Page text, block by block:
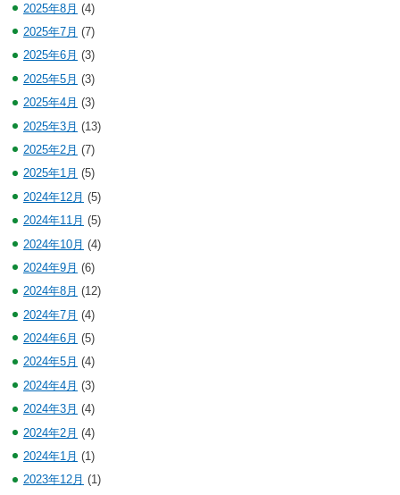
2025年8月 (4)
2025年7月 (7)
2025年6月 (3)
2025年5月 (3)
2025年4月 (3)
2025年3月 (13)
2025年2月 (7)
2025年1月 (5)
2024年12月 (5)
2024年11月 (5)
2024年10月 (4)
2024年9月 (6)
2024年8月 (12)
2024年7月 (4)
2024年6月 (5)
2024年5月 (4)
2024年4月 (3)
2024年3月 (4)
2024年2月 (4)
2024年1月 (1)
2023年12月 (1)